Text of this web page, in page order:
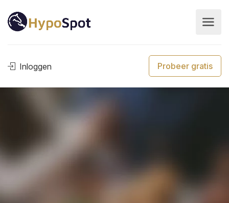
Inloggen Probeer gratis